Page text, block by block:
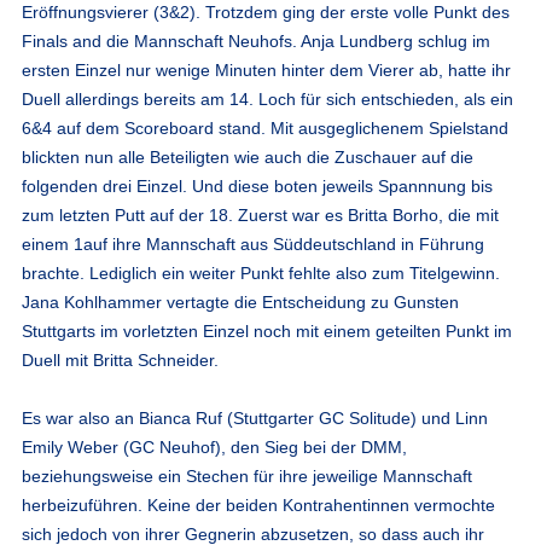
Eröffnungsvierer (3&2). Trotzdem ging der erste volle Punkt des
Finals and die Mannschaft Neuhofs. Anja Lundberg schlug im
ersten Einzel nur wenige Minuten hinter dem Vierer ab, hatte ihr
Duell allerdings bereits am 14. Loch für sich entschieden, als ein
6&4 auf dem Scoreboard stand. Mit ausgeglichenem Spielstand
blickten nun alle Beteiligten wie auch die Zuschauer auf die
folgenden drei Einzel. Und diese boten jeweils Spannnung bis
zum letzten Putt auf der 18. Zuerst war es Britta Borho, die mit
einem 1auf ihre Mannschaft aus Süddeutschland in Führung
brachte. Lediglich ein weiter Punkt fehlte also zum Titelgewinn.
Jana Kohlhammer vertagte die Entscheidung zu Gunsten
Stuttgarts im vorletzten Einzel noch mit einem geteilten Punkt im
Duell mit Britta Schneider.
Es war also an Bianca Ruf (Stuttgarter GC Solitude) und Linn
Emily Weber (GC Neuhof), den Sieg bei der DMM,
beziehungsweise ein Stechen für ihre jeweilige Mannschaft
herbeizuführen. Keine der beiden Kontrahentinnen vermochte
sich jedoch von ihrer Gegnerin abzusetzen, so dass auch ihr